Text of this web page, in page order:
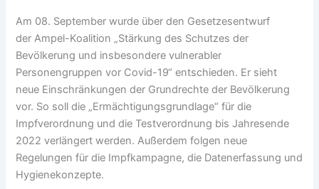
Am 08. September wurde über den Gesetzesentwurf
der Ampel-Koalition „Stärkung des Schutzes der
Bevölkerung und insbesondere vulnerabler
Personengruppen vor Covid-19“ entschieden. Er sieht
neue Einschränkungen der Grundrechte der Bevölkerung
vor. So soll die „Ermächtigungsgrundlage“ für die
Impfverordnung und die Testverordnung bis Jahresende
2022 verlängert werden. Außerdem folgen neue
Regelungen für die Impfkampagne, die Datenerfassung und
Hygienekonzepte.